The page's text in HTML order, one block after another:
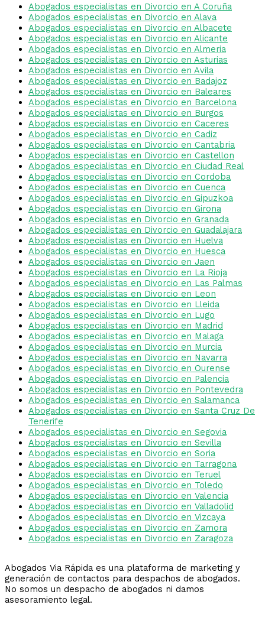
Abogados especialistas en Divorcio en A Coruña
Abogados especialistas en Divorcio en Alava
Abogados especialistas en Divorcio en Albacete
Abogados especialistas en Divorcio en Alicante
Abogados especialistas en Divorcio en Almeria
Abogados especialistas en Divorcio en Asturias
Abogados especialistas en Divorcio en Avila
Abogados especialistas en Divorcio en Badajoz
Abogados especialistas en Divorcio en Baleares
Abogados especialistas en Divorcio en Barcelona
Abogados especialistas en Divorcio en Burgos
Abogados especialistas en Divorcio en Caceres
Abogados especialistas en Divorcio en Cadiz
Abogados especialistas en Divorcio en Cantabria
Abogados especialistas en Divorcio en Castellon
Abogados especialistas en Divorcio en Ciudad Real
Abogados especialistas en Divorcio en Cordoba
Abogados especialistas en Divorcio en Cuenca
Abogados especialistas en Divorcio en Gipuzkoa
Abogados especialistas en Divorcio en Girona
Abogados especialistas en Divorcio en Granada
Abogados especialistas en Divorcio en Guadalajara
Abogados especialistas en Divorcio en Huelva
Abogados especialistas en Divorcio en Huesca
Abogados especialistas en Divorcio en Jaen
Abogados especialistas en Divorcio en La Rioja
Abogados especialistas en Divorcio en Las Palmas
Abogados especialistas en Divorcio en Leon
Abogados especialistas en Divorcio en Lleida
Abogados especialistas en Divorcio en Lugo
Abogados especialistas en Divorcio en Madrid
Abogados especialistas en Divorcio en Malaga
Abogados especialistas en Divorcio en Murcia
Abogados especialistas en Divorcio en Navarra
Abogados especialistas en Divorcio en Ourense
Abogados especialistas en Divorcio en Palencia
Abogados especialistas en Divorcio en Pontevedra
Abogados especialistas en Divorcio en Salamanca
Abogados especialistas en Divorcio en Santa Cruz De
Tenerife
Abogados especialistas en Divorcio en Segovia
Abogados especialistas en Divorcio en Sevilla
Abogados especialistas en Divorcio en Soria
Abogados especialistas en Divorcio en Tarragona
Abogados especialistas en Divorcio en Teruel
Abogados especialistas en Divorcio en Toledo
Abogados especialistas en Divorcio en Valencia
Abogados especialistas en Divorcio en Valladolid
Abogados especialistas en Divorcio en Vizcaya
Abogados especialistas en Divorcio en Zamora
Abogados especialistas en Divorcio en Zaragoza
Abogados Via Rápida es una plataforma de marketing y
generación de contactos para despachos de abogados.
No somos un despacho de abogados ni damos
asesoramiento legal.